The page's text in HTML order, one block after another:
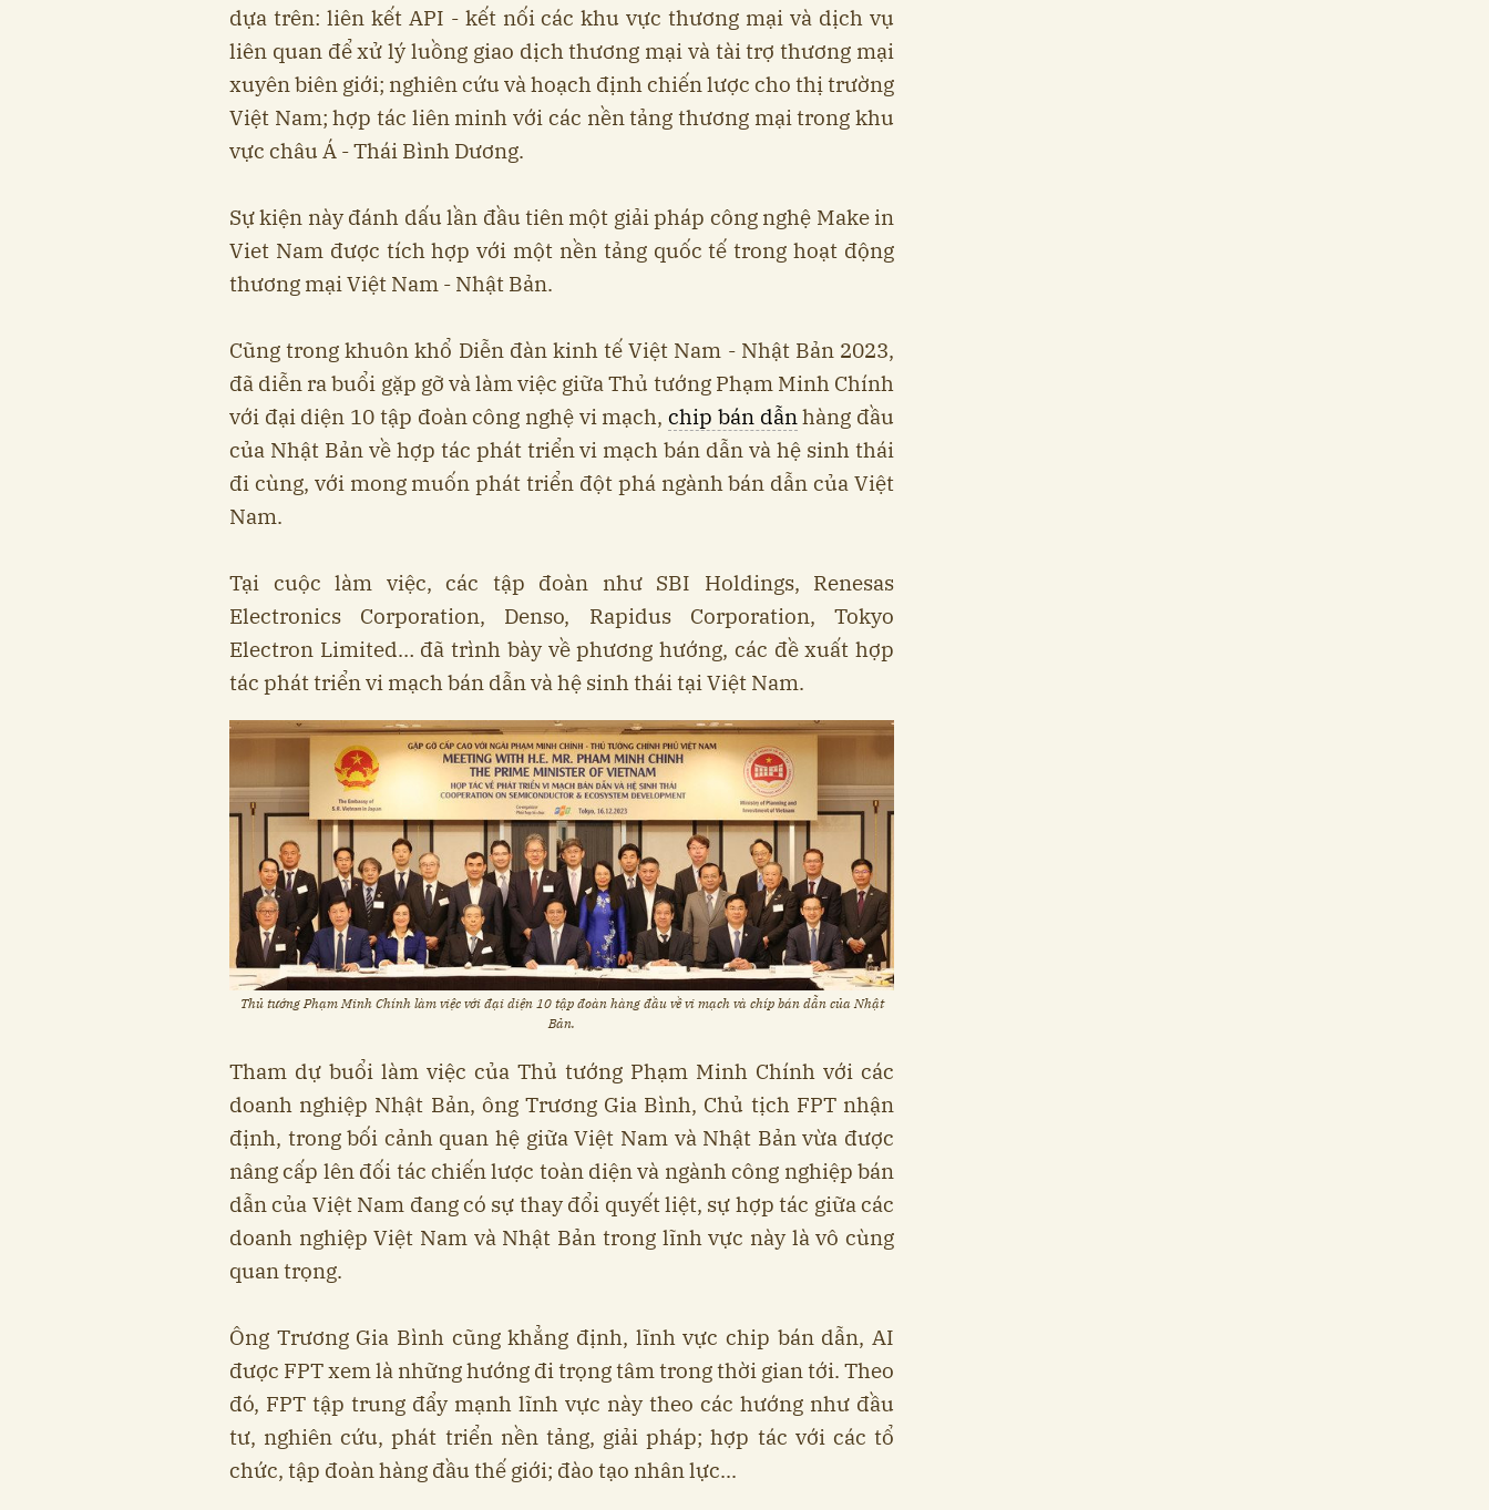
dựa trên: liên kết API - kết nối các khu vực thương mại và dịch vụ
liên quan để xử lý luồng giao dịch thương mại và tài trợ thương mại
xuyên biên giới; nghiên cứu và hoạch định chiến lược cho thị trường
Việt Nam; hợp tác liên minh với các nền tảng thương mại trong khu
vực châu Á - Thái Bình Dương.
Sự kiện này đánh dấu lần đầu tiên một giải pháp công nghệ Make in
Viet Nam được tích hợp với một nền tảng quốc tế trong hoạt động
thương mại Việt Nam - Nhật Bản.
Cũng trong khuôn khổ Diễn đàn kinh tế Việt Nam - Nhật Bản 2023,
đã diễn ra buổi gặp gỡ và làm việc giữa Thủ tướng Phạm Minh Chính
với đại diện 10 tập đoàn công nghệ vi mạch,chip bán dẫnhàng đầu
của Nhật Bản về hợp tác phát triển vi mạch bán dẫn và hệ sinh thái
đi cùng, với mong muốn phát triển đột phá ngành bán dẫn của Việt
Nam.
Tại cuộc làm việc, các tập đoàn như SBI Holdings, Renesas
Electronics Corporation, Denso, Rapidus Corporation, Tokyo
Electron Limited… đã trình bày về phương hướng, các đề xuất hợp
tác phát triển vi mạch bán dẫn và hệ sinh thái tại Việt Nam.
Thủ tướng Phạm Minh Chính làm việc với đại diện 10 tập đoàn hàng đầu về vi mạch và chíp bán dẫn của Nhật
Bản.
Tham dự buổi làm việc của Thủ tướng Phạm Minh Chính với các
doanh nghiệp Nhật Bản, ông Trương Gia Bình, Chủ tịch FPT nhận
định, trong bối cảnh quan hệ giữa Việt Nam và Nhật Bản vừa được
nâng cấp lên đối tác chiến lược toàn diện và ngành công nghiệp bán
dẫn của Việt Nam đang có sự thay đổi quyết liệt, sự hợp tác giữa các
doanh nghiệp Việt Nam và Nhật Bản trong lĩnh vực này là vô cùng
quan trọng.
Ông Trương Gia Bình cũng khẳng định, lĩnh vực chip bán dẫn, AI
được FPT xem là những hướng đi trọng tâm trong thời gian tới. Theo
đó, FPT tập trung đẩy mạnh lĩnh vực này theo các hướng như đầu
tư, nghiên cứu, phát triển nền tảng, giải pháp; hợp tác với các tổ
chức, tập đoàn hàng đầu thế giới; đào tạo nhân lực...